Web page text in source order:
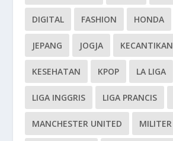
DIGITAL FASHION HONDA
JEPANG JOGJA KECANTIKAN
KESEHATAN KPOP LA LIGA
LIGA INGGRIS LIGA PRANCIS
MANCHESTER UNITED MILITER